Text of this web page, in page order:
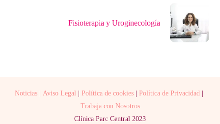
Fisioterapia y Uroginecología
Noticias Aviso Legal Política de cookies Política de Privacidad
Trabaja con Nosotros
Clínica Parc Central 2023